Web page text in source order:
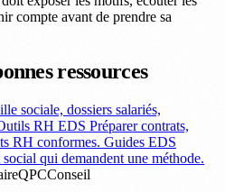
compte avant de prendre sa
ressources
sociale, dossiers salariés,
RH EDS Préparer contrats,
RH conformes. Guides EDS
qui demandent une méthode.
QPCConseil